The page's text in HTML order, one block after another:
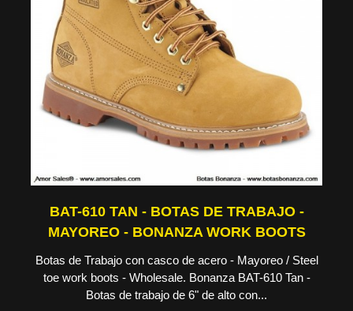
BAT-610 TAN - BOTAS DE TRABAJO -
MAYOREO - BONANZA WORK BOOTS
Botas de Trabajo con casco de acero - Mayoreo / Steel
toe work boots - Wholesale. Bonanza BAT-610 Tan -
Botas de trabajo de 6" de alto con...